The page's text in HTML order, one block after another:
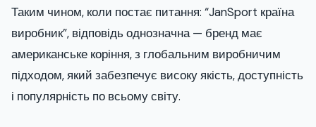
Таким чином, коли постає питання: “JanSport країна
виробник”, відповідь однозначна — бренд має
американське коріння, з глобальним виробничим
підходом, який забезпечує високу якість, доступність
і популярність по всьому світу.